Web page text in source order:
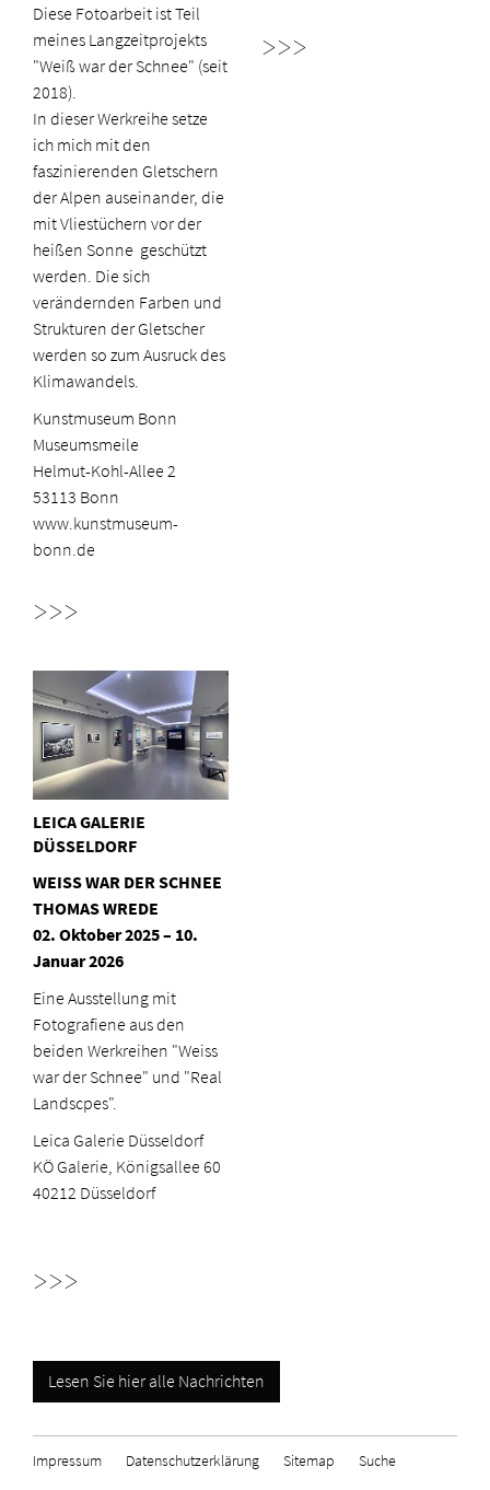
Diese Fotoarbeit ist Teil
meines Langzeitprojekts
"Weiß war der Schnee" (seit
2018).
In dieser Werkreihe setze
ich mich mit den
faszinierenden Gletschern
der Alpen auseinander, die
mit Vliestüchern vor der
heißen Sonne geschützt
werden. Die sich
verändernden Farben und
Strukturen der Gletscher
werden so zum Ausruck des
Klimawandels.
Kunstmuseum Bonn
Museumsmeile
Helmut-Kohl-Allee 2
53113 Bonn
www.kunstmuseum-
bonn.de
>>>
>>>
LEICA GALERIE
DÜSSELDORF
WEISS WAR DER SCHNEE
THOMAS WREDE
02. Oktober 2025 – 10.
Januar 2026
Eine Ausstellung mit
Fotografiene aus den
beiden Werkreihen "Weiss
war der Schnee" und "Real
Landscpes".
Leica Galerie Düsseldorf
KÖ Galerie, Königsallee 60
40212 Düsseldorf
>>>
Lesen Sie hier alle Nachrichten
Impressum Datenschutzerklärung Sitemap Suche